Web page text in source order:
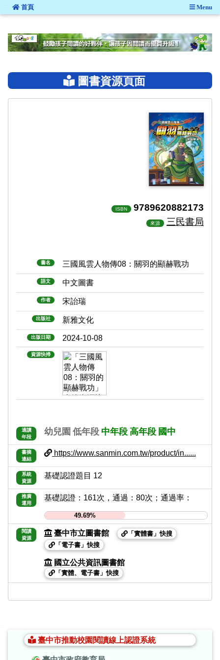
::: 首頁 Menu
圖書資源頁面
ISBN 9789620882173
來源 三民書局
書名 三國風雲人物傳08：關羽的顯赫戰功
語文 中文圖書
作者 宋詒瑞
出版社 新雅文化
出版日期 2024-10-08
資源快掃
適讀
年段
幼兒園 低年段 中年段 高年段 國中
書摘
連結
https://www.sanmin.com.tw/product/in......
系統
資源
基礎認證題目 12
推廣
運用
基礎認證：161次，通過：80次；通過率：
49.69%
閱讀
資源
臺中市立圖書館
「實體書」快搜
「電子書」快搜
國立公共資訊圖書館
「實體、電子書」快搜
臺中市推動校園閱讀線上認證系統